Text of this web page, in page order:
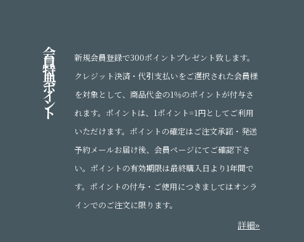
会
員
特
典
ポ
イ
ン
ト
新規会員登録で300ポイントプレゼント致します。
クレジット決済・代引支払いをご選択された会員様
を対象として、商品代金の1％のポイントが付与さ
れます。ポイントは、1ポイント=1円としてご利用
いただけます。ポイントの確定はご注文承諾・発送
予約メールお届け後、会員ページにてご確認下さ
い。ポイントの有効期限は最終購入日より1年間で
す。ポイントの付与・ご使用につきましてはオンラ
インでのご注文に限ります。
詳細»